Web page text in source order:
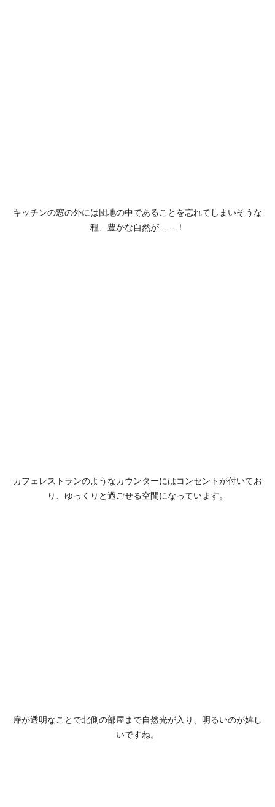
キッチンの窓の外には団地の中であることを忘れてしまいそうな
程、豊かな自然が……！
カフェレストランのようなカウンターにはコンセントが付いてお
り、ゆっくりと過ごせる空間になっています。
扉が透明なことで北側の部屋まで自然光が入り、明るいのが嬉し
いですね。